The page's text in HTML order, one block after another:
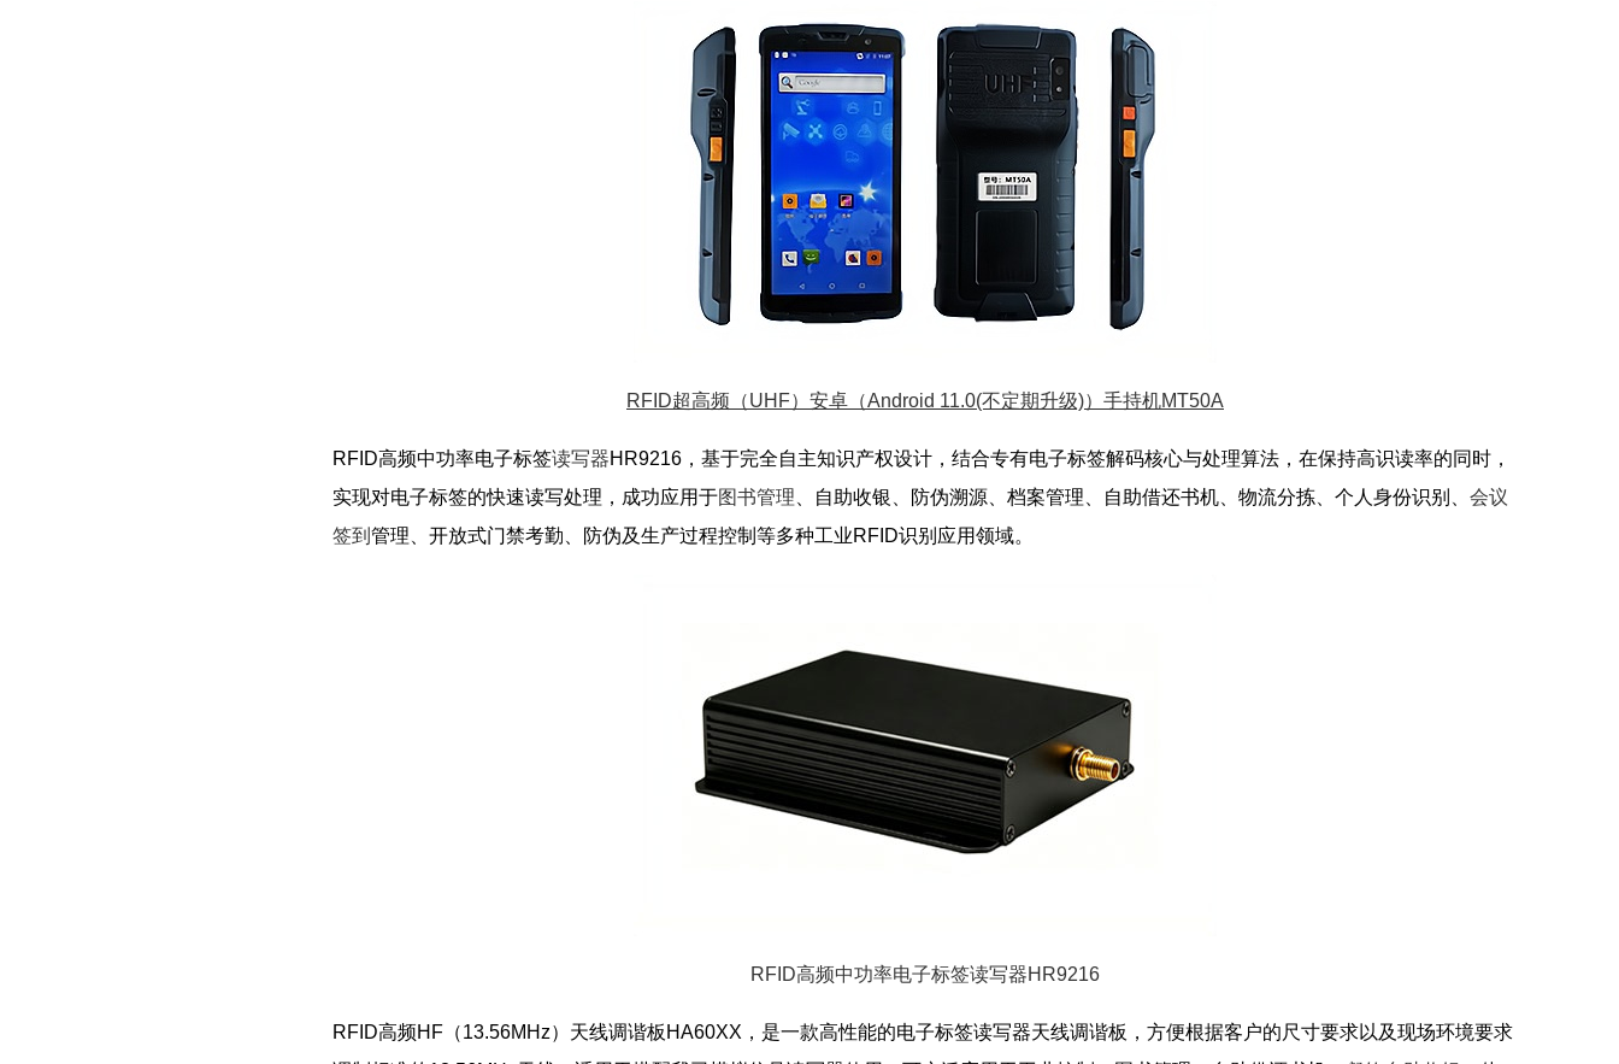
RFID超高频（UHF）安卓（Android 11.0(不定期升级)）手持机MT50A
RFID高频中功率电子标签读写器HR9216，基于完全自主知识产权设计，结合专有电子标签解码核心与处理算法，在保持高识读率的同时，
实现对电子标签的快速读写处理，成功应用于图书管理 、自助收银、防伪溯源、档案管理、自助借还书机、物流分拣、个人身份识别、 会议
签到 管理、开放式门禁考勤、防伪及生产过程控制等多种工业RFID识别应用领域。
RFID高频中功率电子标签读写器HR9216
RFID高频HF（13.56MHz）天线调谐板HA60XX，是一款高性能的电子标签读写器天线调谐板，方便根据客户的尺寸要求以及现场环境要求